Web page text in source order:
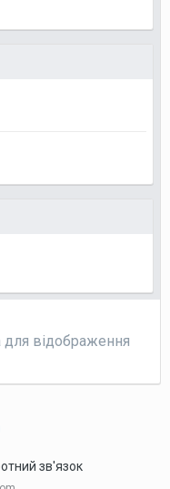
для відображення
зв'язок